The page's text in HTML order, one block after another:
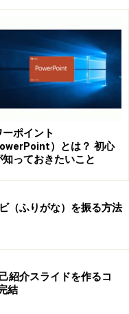
て関連する項目の流
ス」を使って2つの
を使って各部分を1つ
ポイント
）とは？ 初心
知っておきたいこと
（ふりがな）を振る方法
紹介スライドを作るコ
結